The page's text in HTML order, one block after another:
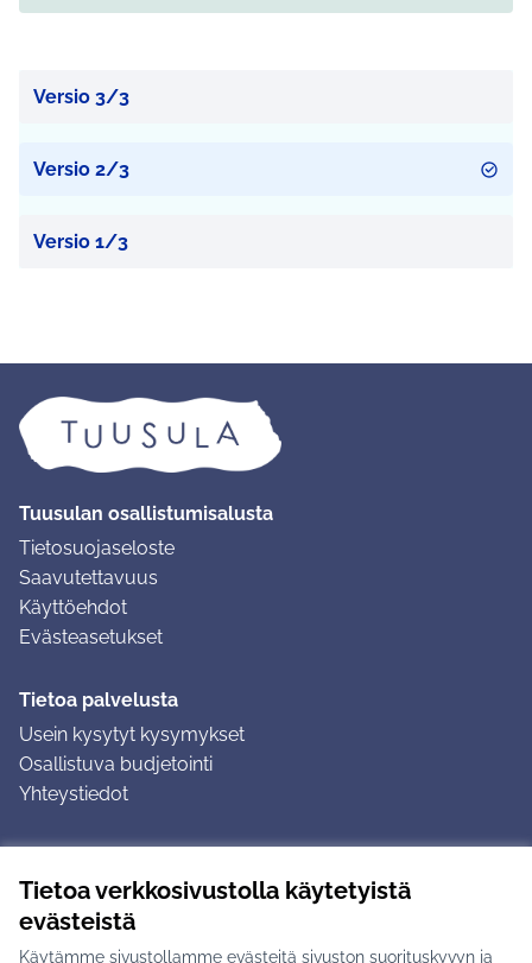
Tietoa verkkosivustolla käytetyistä
evästeistä
Käytämme sivustollamme evästeitä sivuston suorituskyvyn ja
Versio 3/3
Versio 2/3
Versio 1/3
Tuusulan osallistumisalusta
Tietosuojaseloste
Saavutettavuus
Käyttöehdot
Evästeasetukset
Tietoa palvelusta
Usein kysytyt kysymykset
Osallistuva budjetointi
Yhteystiedot
Ohjeet kirjautumiseen
Ohjeet kommentin jättämiseen